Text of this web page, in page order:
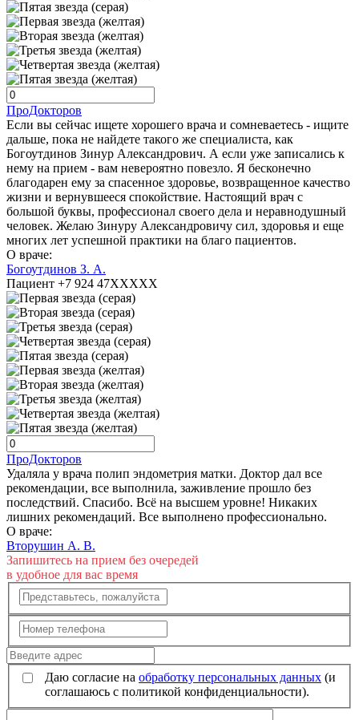
ПроДокторов
Если вы сейчас ищете хорошего врача и сомневаетесь - ищите
дальше, пока не найдете такого же специалиста, как
Богоутдинов Зинур Александрович. А если уже записались к
нему на прием - вам невероятно повезло. Я бесконечно
благодарен ему за спасенное здоровье, возвращенное качество
жизни и вернувшееся спокойствие. Настоящий врач с
большой буквы, профессионал своего дела и неравнодушный
человек. Желаю Зинуру Александровичу сил, здоровья и еще
многих лет успешной практики на благо пациентов.
О враче:
Богоутдинов З. А.
Пациент +7 924 47XXXXX
ПроДокторов
Удаляла у врача полип эндометрия матки. Доктор дал все
рекомендации, все выполнила, заживление прошло без
последствий. Спасибо. Всё на высшем уровне! Никаких
лишних рекомендаций. Все выполнено профессионально.
О враче:
Вторушин А. В.
Запишитесь на прием без очередей
в удобное для вас время
Даю согласие на обработку персональных данных (и
соглашаюсь с политикой конфиденциальности).